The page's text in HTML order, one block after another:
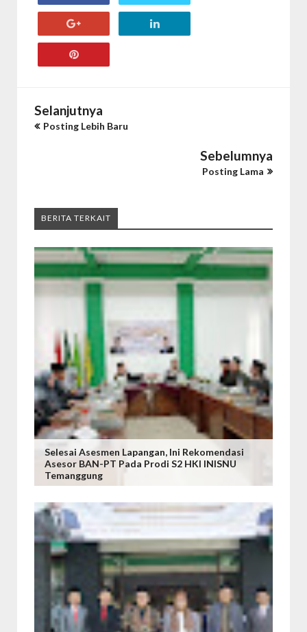
Selanjutnya
Posting Lebih Baru
Sebelumnya
Posting Lama
BERITA TERKAIT
Selesai Asesmen Lapangan, Ini Rekomendasi
Asesor BAN-PT Pada Prodi S2 HKI INISNU
Temanggung